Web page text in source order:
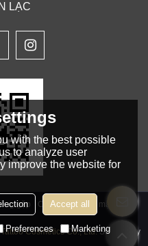
LẠC
gặp
Chính sách bảo mật
Cosmetics Co., Ltd.Support By
with the best possible
to analyze user
improve the website for
Accept all
Preferences Marketing